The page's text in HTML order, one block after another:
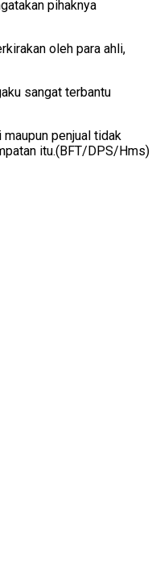
pihaknya
oleh para ahli,
sangat terbantu
penjual tidak
itu.(BFT/DPS/Hms)